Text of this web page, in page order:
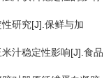
研究[J].保鲜与加
汁稳定性影响[J].食品